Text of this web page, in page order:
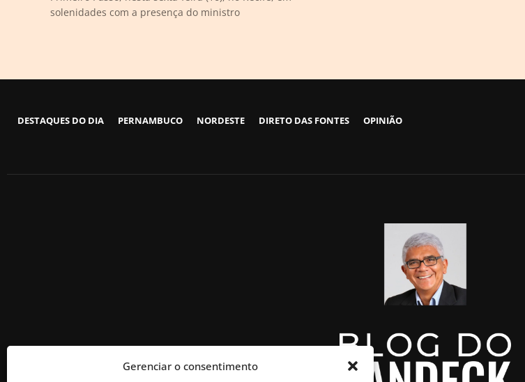
Gerenciar o consentimento
solenidades com a presença do ministro
DESTAQUES DO DIA PERNAMBUCO NORDESTE DIRETO DAS FONTES OPINIÃO